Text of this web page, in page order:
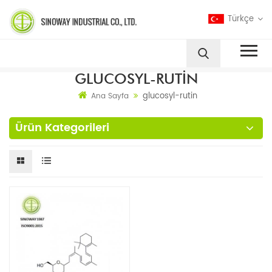
Türkçe
GLUCOSYL-RUTIN
Ana Sayfa glucosyl-rutin
Ürün Kategorileri